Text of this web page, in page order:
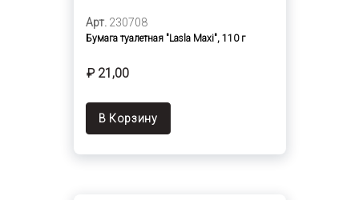
Арт. 230708
Бумага туалетная "Lasla Maxi", 110 г
₽ 21,00
В Корзину